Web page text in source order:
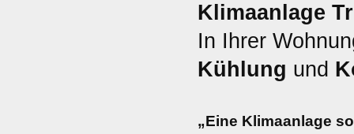
Klimaanlage
In Ihrer
Kühlung und
„Eine Klimaanlage